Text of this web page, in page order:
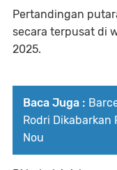
Pertandingan
secara terpusat di
2025.
Baca Juga :
Rodri Dikabarkan
Nou